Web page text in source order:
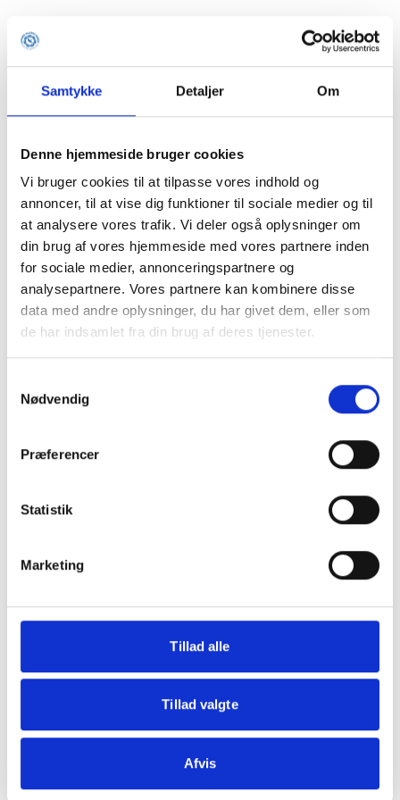
Samtykke Detaljer Om
Denne hjemmeside bruger cookies
Vi bruger cookies til at tilpasse vores indhold og
annoncer, til at vise dig funktioner til sociale medier og til
at analysere vores trafik. Vi deler også oplysninger om
din brug af vores hjemmeside med vores partnere inden
for sociale medier, annonceringspartnere og
analysepartnere. Vores partnere kan kombinere disse
data med andre oplysninger, du har givet dem, eller som
de har indsamlet fra din brug af deres tjenester.
Nødvendig
Præferencer
Statistik
Marketing
Tillad alle
Tillad valgte
Afvis
Application error: a client-side exception has occurred (see the